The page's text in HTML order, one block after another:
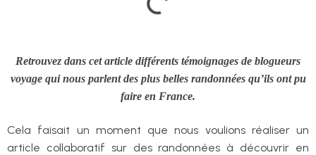
Retrouvez dans cet article différents témoignages de blogueurs
voyage qui nous parlent des plus belles randonnées qu’ils ont pu
faire en France.
Cela faisait un moment que nous voulions réaliser un
article collaboratif sur des randonnées à découvrir en